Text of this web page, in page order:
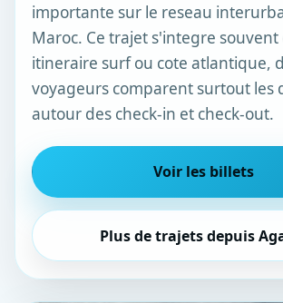
importante sur le reseau
Maroc. Ce trajet s'integre souvent
itineraire surf ou cote atlantique,
voyageurs comparent surtout les
autour des check-in et check-out.
Voir les billets
Plus de trajets depuis